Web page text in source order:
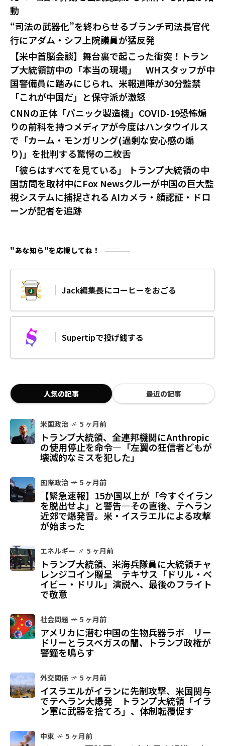
動
“司法の武器化”を終わらせるブランチ司法長官代
行にアダム・シフ上院議員が猛反発
【米中首脳会談】舞台裏で起こった衝突！トラン
プ大統領訪中の「本当の現場」 WHスタッフが中
国警備員に踏みにじられ、米報道陣が30分監禁
「これが中国だ」と保守派が激怒
CNNの正体「パニック製造機」COVID-19恐怖煽
りの前科を持つメディアが今度はハンタウイルス
で「カーム・モンガリング(過剰な安心感の煽
り)」を批判する驚愕の二枚舌
「彼らはすべてを見ている」 トランプ大統領の中
国訪問を取材中にFox Newsクルーが中国の巨大監
視システムに捕捉される AIカメラ・顔認証・ドロ
ーンが記者を追跡
"あな知ら"を応援してね！
Jack編集長にコーヒーをおごる
Supertipで投げ銭する
人気の記事 最近の記事
米国政治 5 ヶ月前
トランプ大統領、全連邦機関にAnthropic
の使用停止を命令—「左翼の狂信者どもが
壊滅的なミスを犯した」
国際政治 5 ヶ月前
【緊急速報】15か国以上が「今すぐイラン
を脱出せよ」と警告—その直後、テヘラン
近郊で爆発音。米・イスラエルによる攻撃
が始まった
エネルギー 5 ヶ月前
トランプ大統領、米海兵隊員に大統領チャ
レンジコイン贈呈 テキサス「ドリル・ベ
イビー・ドリル」演説へ、最後のフライト
で敬意
社会問題 5 ヶ月前
アメリカに潜む中国の生物兵器ラボ リー
ドリーとラスベガスの闇、トランプ政権が
警鐘を鳴らす
外交関係 5 ヶ月前
イスラエルがイランに先制攻撃、米国関与
でテヘラン大爆発 トランプ大統領「イラ
ン軍に武器を捨てろ」、体制転覆促す
中東 5 ヶ月前